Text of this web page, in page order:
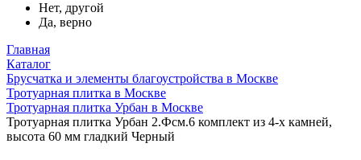
Нет, другой
Да, верно
Главная
Каталог
Брусчатка и элементы благоустройства в Москве
Тротуарная плитка в Москве
Тротуарная плитка Урбан в Москве
Тротуарная плитка Урбан 2.Фсм.6 комплект из 4-х камней,
высота 60 мм гладкий Черный